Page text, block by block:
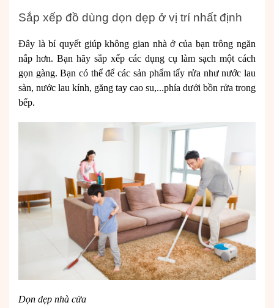
Sắp xếp đồ dùng dọn dẹp ở vị trí nhất định
Đây là bí quyết giúp không gian nhà ở của bạn trông ngăn
nắp hơn. Bạn hãy sắp xếp các dụng cụ làm sạch một cách
gọn gàng. Bạn có thể để các sản phẩm tẩy rửa như nước lau
sàn, nước lau kính, găng tay cao su,...phía dưới bồn rửa trong
bếp.
Dọn dẹp nhà cửa